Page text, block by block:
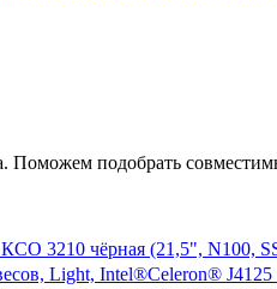
подобрать
3210 чёрная (21,5", N100,